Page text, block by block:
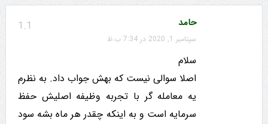
1.1 حامد
سپتامبر 1, 2020 در 7:34 ب.ظ
سلام
اصلا سوالی نیست که بهش جواب داد. به نظرم
یه معامله گر با تجربه وظیفه اصلیش حفظ
سرمایه است و به اینکه چقدر هر ماه بشه سود